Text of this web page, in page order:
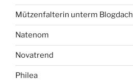
Mützenfalterin unterm Blogdach
Natenom
Novatrend
Philea